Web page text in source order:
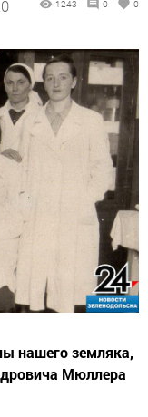
1243 0 0
нашего земляка,
Мюллера